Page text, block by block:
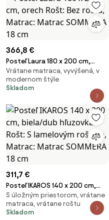
366,8 €
Posteľ Laura 180 x 200 cm,
orech Rošt: Bez roštu, Matrac:
Matrac SOMMERA 18 cm
Vrátane matraca, vyvýšená, v
modernom štýle
Skladom
311,7 €
Posteľ IKAROS 140 x 200 cm,
biela/dub hľuzovka Rošt: S
lamelovým roštom, Matrac:
Matrac SOMMERA 18 cm
S úložným priestorom, vrátane
matraca, vrátane roštu
Skladom